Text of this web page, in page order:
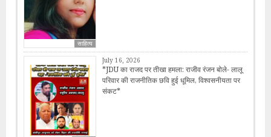
साहित्य
July 16, 2026
*JDU का राजद पर तीखा हमला: राजीव रंजन बोले- लालू
परिवार की राजनीतिक छवि हुई धूमिल, विश्वसनीयता पर
संकट*